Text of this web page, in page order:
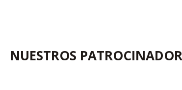
NUESTROS